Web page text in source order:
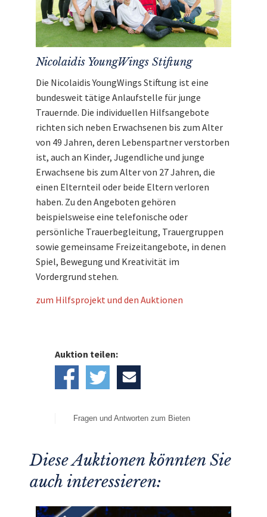
Nicolaidis YoungWings Stiftung
Die Nicolaidis YoungWings Stiftung ist eine
bundesweit tätige Anlaufstelle für junge
Trauernde. Die individuellen Hilfsangebote
richten sich neben Erwachsenen bis zum Alter
von 49 Jahren, deren Lebenspartner verstorben
ist, auch an Kinder, Jugendliche und junge
Erwachsene bis zum Alter von 27 Jahren, die
einen Elternteil oder beide Eltern verloren
haben. Zu den Angeboten gehören
beispielsweise eine telefonische oder
persönliche Trauerbegleitung, Trauergruppen
sowie gemeinsame Freizeitangebote, in denen
Spiel, Bewegung und Kreativität im
Vordergrund stehen.
zum Hilfsprojekt und den Auktionen
Auktion teilen:
Fragen und Antworten zum Bieten
Diese Auktionen könnten Sie
auch interessieren: